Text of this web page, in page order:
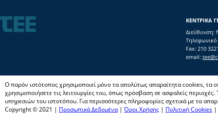
ΚΕΝΤΡΙΚΑ
Διεύθυνση:
Τηλεφωνικό
Fax: 210
email:
Ο παρόν ιστότοπος χρησιμοποιεί μόνο τα απολύτως απαραίτητα cookies, τα
χρησιμοποιήσετε τις λειτουργίες του, όπως πρόσβαση σε ασφαλείς
υπηρεσιών του ιστοτόπου. Για περισσότερες πληροφορίες σχετικά με τα
Copyright © 2021 | Προσωπικά Δεδομένα| Όροι Χρήσης | Πολιτική Cookies |